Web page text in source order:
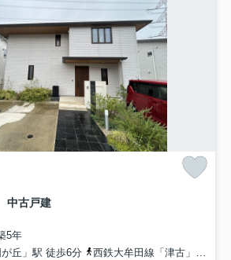
中古戸建
5年
丘」駅 徒歩6分
西鉄大牟田線「津古」駅 徒歩20分